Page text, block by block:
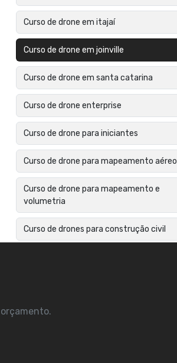
Curso de drone em itajaí
Curso de drone em joinville
Curso de drone em santa catarina
Curso de drone enterprise
Curso de drone para iniciantes
Curso de drone para mapeamento aéreo
Curso de drone para mapeamento e
volumetria
Curso de drones para construção civil
Curso de mapeamento aéreo com drone